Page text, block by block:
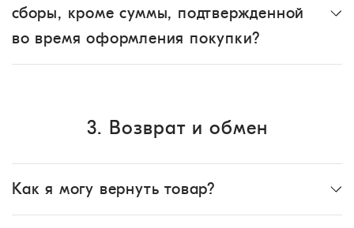
сборы, кроме суммы, подтвержденной
во время оформления покупки?
3. Возврат и обмен
Как я могу вернуть товар?